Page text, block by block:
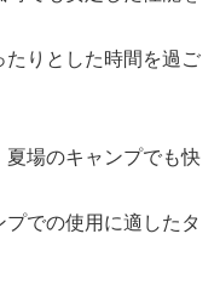
りとした時間を過ご
場のキャンプでも快
での使用に適したタ